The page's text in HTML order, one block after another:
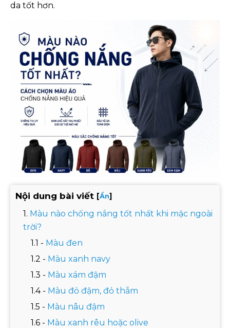
da tốt hơn.
Nội dung bài viết [Ẩn]
Màu nào chống nắng tốt nhất khi mặc ngoài
trời?
Màu đen
Màu xanh navy
Màu xám đậm
Màu đỏ đậm, đỏ thẫm
Màu nâu đậm
Màu xanh rêu hoặc olive